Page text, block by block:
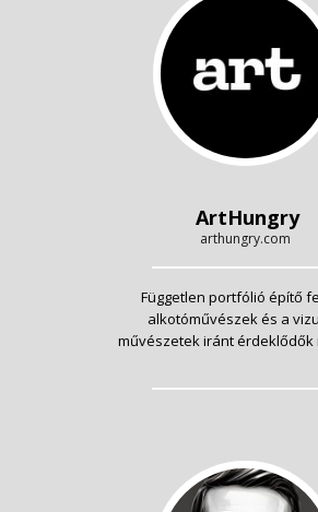
ArtHungry
arthungry.com
Független portfólió építő
alkotóművészek és a
művészetek iránt érdeklődők